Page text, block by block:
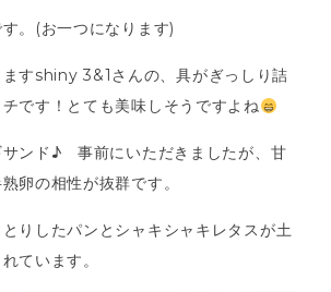
。(お一つになります)
すshiny 3&1さんの、具がぎっしり詰
です！とても美味しそうですよね
サンド♪ 事前にいただきましたが、甘
卵の相性が抜群です。
りしたパンとシャキシャキレタスが土
ています。